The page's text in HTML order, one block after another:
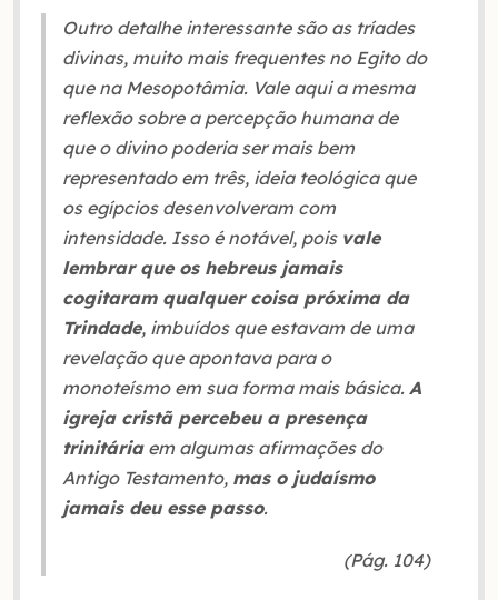
Outro detalhe interessante são as tríades
divinas, muito mais frequentes no Egito do
que na Mesopotâmia. Vale aqui a mesma
reflexão sobre a percepção humana de
que o divino poderia ser mais bem
representado em três, ideia teológica que
os egípcios desenvolveram com
intensidade. Isso é notável, pois vale
lembrar que os hebreus jamais
cogitaram qualquer coisa próxima da
Trindade, imbuídos que estavam de uma
revelação que apontava para o
monoteísmo em sua forma mais básica. A
igreja cristã percebeu a presença
trinitáriaem algumas afirmações do
Antigo Testamento, mas o judaísmo
jamais deu esse passo.
(Pág. 104)